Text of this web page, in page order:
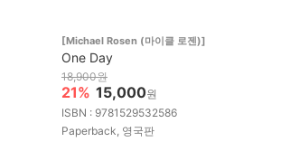
[Michael Rosen (마이클 로젠)]
One Day
18,900원
21% 15,000원
ISBN : 9781529532586
Paperback, 영국판